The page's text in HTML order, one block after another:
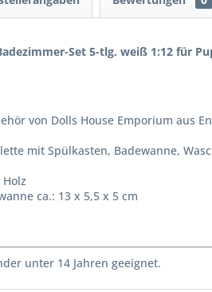
Set 5-tlg. weiß 1:12 für
von Dolls House Emporium aus
mit Spülkasten, Badewanne,
ca.: 13 x 5,5 x 5 cm
unter 14 Jahren geeignet.